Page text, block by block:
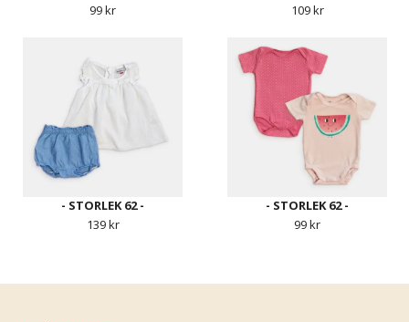
99 kr
109 kr
- STORLEK 62 -
139 kr
- STORLEK 62 -
99 kr